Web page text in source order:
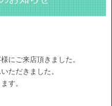
にご来店頂きました。
ただきました。
す。